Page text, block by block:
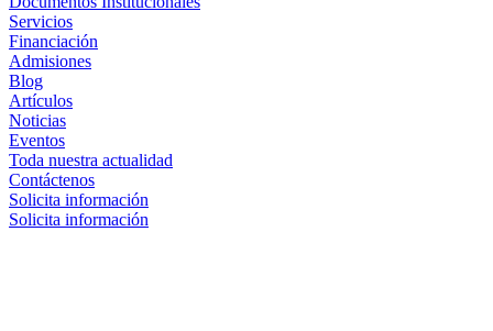
Servicios
Financiación
Admisiones
Blog
Artículos
Noticias
Eventos
Toda nuestra actualidad
Contáctenos
Solicita información
Solicita información